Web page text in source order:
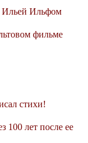
Ильей Ильфом
фильме
стихи!
100 лет после ее